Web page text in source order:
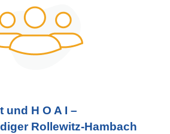
und H O A I –
Rollewitz-Hambach